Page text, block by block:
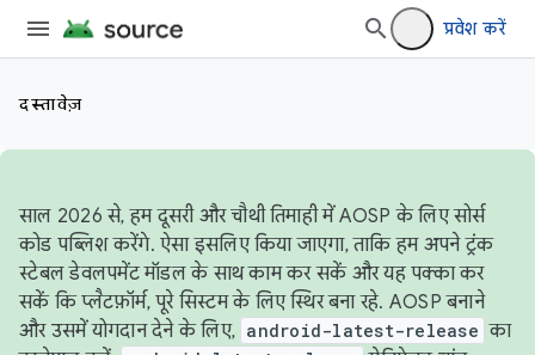
प्रवेश करें
दस्तावेज़
साल 2026 से, हम दूसरी और चौथी तिमाही में AOSP के लिए सोर्स
कोड पब्लिश करेंगे. ऐसा इसलिए किया जाएगा, ताकि हम अपने ट्रंक
स्टेबल डेवलपमेंट मॉडल के साथ काम कर सकें और यह पक्का कर
सकें कि प्लैटफ़ॉर्म, पूरे सिस्टम के लिए स्थिर बना रहे. AOSP बनाने
और उसमें योगदान देने के लिए, android-latest-release का